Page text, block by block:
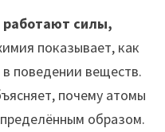
работают силы,
показывает, как
поведении веществ.
почему атомы
образом.